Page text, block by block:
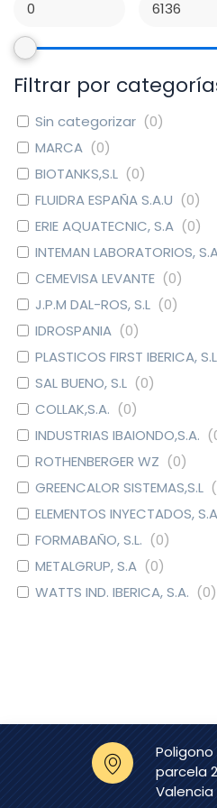
Filtrar por
Sin categorizar (0)
MARCA (0)
BIOTANKS,S.L (0)
FLUIDRA ESPAÑA S.A.U (0)
ERIE AQUATECNIC, S.A (0)
INTEMAN LABORATORIOS,
CEMEVISA LEVANTE (0)
J.P.M DAL-ROS, S.L (0)
IDROSPANIA (0)
PLASTICOS FIRST IBERICA, S.L
SAL BUENO, S.L (0)
COLLAK,S.A. (0)
INDUSTRIAS IBAIONDO,S.A. (
ROTHENBERGER WZ (0)
GREENCALOR SISTEMAS,S.L (
ELEMENTOS INYECTADOS, S.A
FORMABAÑO, S.L. (0)
METALGRUP, S.A (0)
WATTS IND. IBERICA, S.A. (0)
SIMEX S.L.
(0)
CLINIMAX EQUIPAMIENTOS,
S.L
Poligono
parcela
Valencia